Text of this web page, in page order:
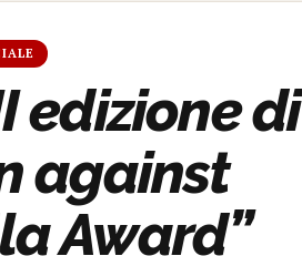
edizione di
against
Award”